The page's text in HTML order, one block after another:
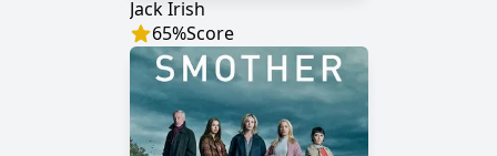
Jack Irish
65%Score